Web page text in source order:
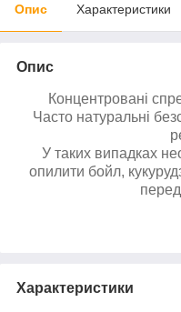
Опис Характеристики
Опис
Концентровані
Часто натуральні
У таких випадках
опилити бойл,
Характеристики